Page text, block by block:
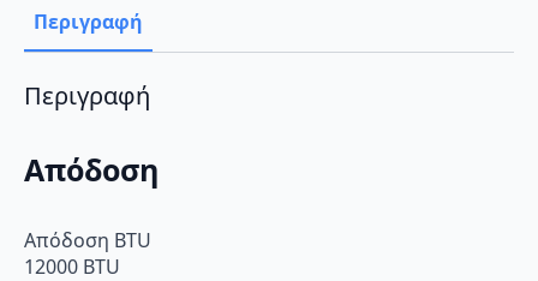
ποσότητα
Περιγραφή
Περιγραφή
Απόδοση
Απόδοση BTU
12000 BTU